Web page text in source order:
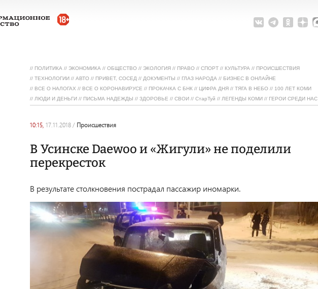
// ПОЛИТИКА // ЭКОНОМИКА // ОБЩЕСТВО // ЭКОЛОГИЯ // ПРАВО // СПОРТ // КУЛЬТУРА // ПРОИСШЕСТВИЯ
// ТЕХНОЛОГИИ // АВТО // ПРИВЕТ, СОСЕД // ДОКУМЕНТЫ // ГЛАЗ НАРОДА // БИЗНЕС В ОНЛАЙНЕ
// ВСЕ О НАЛОГАХ // ВСЕ О КОРОНАВИРУСЕ // ПРОКАЧКА С БНК // ЦИФРА ДНЯ // ТЯГА В НЕБО // 100 ЛЕТ КОМИ
// ЛЮДИ И ДЕНЬГИ // ПИСЬМА НАДЕЖДЫ // ЗДОРОВЬЕ // СВОИ // СтарТуй // ЛЕГЕНДЫ КОМИ // ГЕРОИ СРЕДИ НАС
10:15, 17.11.2018 / происшествия
В Усинске Daewoo и «Жигули» не поделили
перекресток
В результате столкновения пострадал пассажир иномарки.